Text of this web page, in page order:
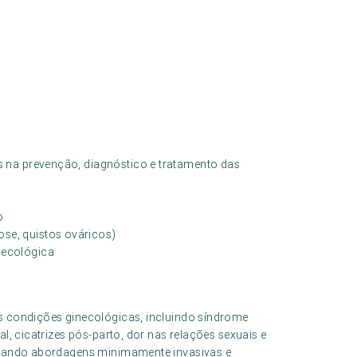
prevenção, diagnóstico e tratamento das
quistos ováricos)
condições ginecológicas, incluindo síndrome
cicatrizes pós-parto, dor nas relações sexuais e
abordagens minimamente invasivas e